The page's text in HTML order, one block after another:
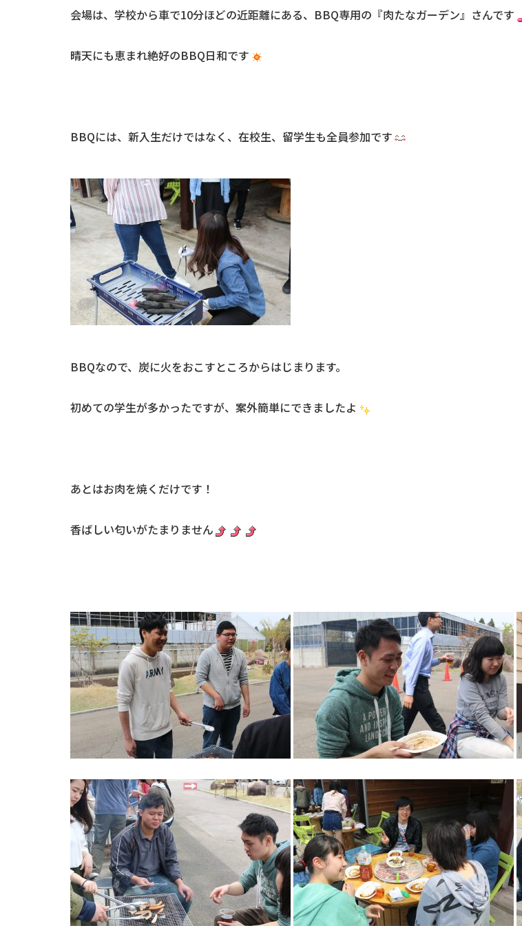
会場は、学校から車で10分ほどの近距離にある、BBQ専用の『肉たなガーデン』さんです
晴天にも恵まれ絶好のBBQ日和です
BBQには、新入生だけではなく、在校生、留学生も全員参加です
BBQなので、炭に火をおこすところからはじまります。
初めての学生が多かったですが、案外簡単にできましたよ
あとはお肉を焼くだけです！
香ばしい匂いがたまりません